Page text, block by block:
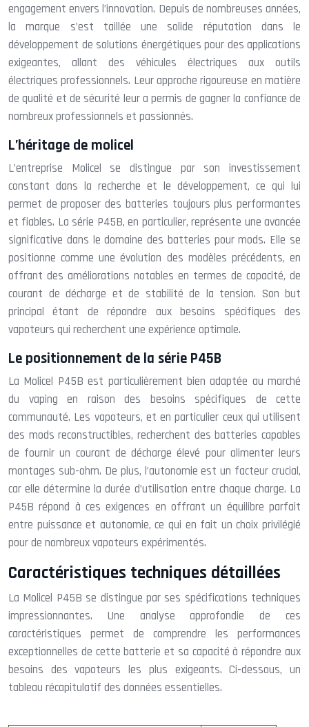
engagement envers l’innovation. Depuis de nombreuses années,
la marque s’est taillée une solide réputation dans le
développement de solutions énergétiques pour des applications
exigeantes, allant des véhicules électriques aux outils
électriques professionnels. Leur approche rigoureuse en matière
de qualité et de sécurité leur a permis de gagner la confiance de
nombreux professionnels et passionnés.
L’héritage de molicel
L’entreprise Molicel se distingue par son investissement
constant dans la recherche et le développement, ce qui lui
permet de proposer des batteries toujours plus performantes
et fiables. La série P45B, en particulier, représente une avancée
significative dans le domaine des batteries pour mods. Elle se
positionne comme une évolution des modèles précédents, en
offrant des améliorations notables en termes de capacité, de
courant de décharge et de stabilité de la tension. Son but
principal étant de répondre aux besoins spécifiques des
vapoteurs qui recherchent une expérience optimale.
Le positionnement de la série P45B
La Molicel P45B est particulièrement bien adaptée au marché
du vaping en raison des besoins spécifiques de cette
communauté. Les vapoteurs, et en particulier ceux qui utilisent
des mods reconstructibles, recherchent des batteries capables
de fournir un courant de décharge élevé pour alimenter leurs
montages sub-ohm. De plus, l’autonomie est un facteur crucial,
car elle détermine la durée d’utilisation entre chaque charge. La
P45B répond à ces exigences en offrant un équilibre parfait
entre puissance et autonomie, ce qui en fait un choix privilégié
pour de nombreux vapoteurs expérimentés.
Caractéristiques techniques détaillées
La Molicel P45B se distingue par ses spécifications techniques
impressionnantes. Une analyse approfondie de ces
caractéristiques permet de comprendre les performances
exceptionnelles de cette batterie et sa capacité à répondre aux
besoins des vapoteurs les plus exigeants. Ci-dessous, un
tableau récapitulatif des données essentielles.